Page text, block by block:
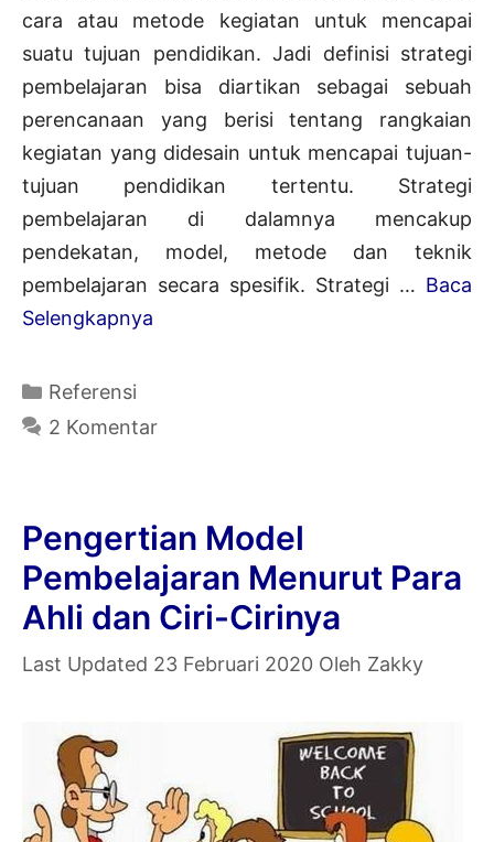
cara atau metode kegiatan untuk mencapai
suatu tujuan pendidikan. Jadi definisi strategi
pembelajaran bisa diartikan sebagai sebuah
perencanaan yang berisi tentang rangkaian
kegiatan yang didesain untuk mencapai tujuan-
tujuan pendidikan tertentu. Strategi
pembelajaran di dalamnya mencakup
pendekatan, model, metode dan teknik
pembelajaran secara spesifik. Strategi … Baca
Selengkapnya
Para
Ahli
Kategori
Referensi
2 Komentar
Pengertian Model
Pembelajaran Menurut Para
Ahli dan Ciri-Cirinya
23 Februari 2020 Oleh Zakky